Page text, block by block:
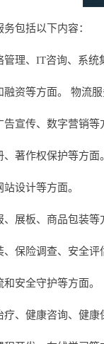
包括以下内容：
理、IT咨询、系统
资等方面。 物流
宣传、数字营销
著作权保护等方面。
设计等方面。
展板、商品包装等
保险调查、安全评
安全守护等方面。
、健康咨询、健康